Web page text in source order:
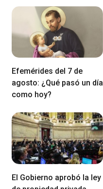
Efemérides del 7 de
agosto: ¿Qué pasó un día
como hoy?
El Gobierno aprobó la ley